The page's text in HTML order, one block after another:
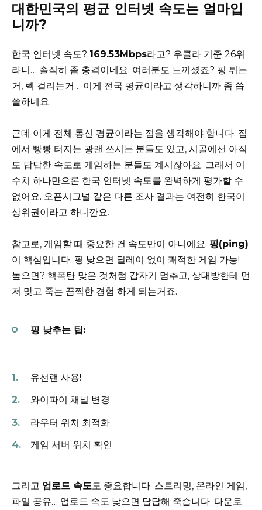
대한민국의 평균 인터넷 속도는 얼마입
니까?
한국 인터넷 속도? 169.53Mbps라고? 우클라 기준 26위
라니… 솔직히 좀 충격이네요. 여러분도 느끼셨죠? 핑 튀는
거, 렉 걸리는거… 이게 전국 평균이라고 생각하니까 좀 씁
쓸하네요.
근데 이게 전체 통신 평균이라는 점을 생각해야 합니다. 집
에서 빵빵 터지는 광랜 쓰시는 분들도 있고, 시골에선 아직
도 답답한 속도로 게임하는 분들도 계시잖아요. 그래서 이
수치 하나만으론 한국 인터넷 속도를 완벽하게 평가할 수
없어요. 오픈시그널 같은 다른 조사 결과는 여전히 한국이
상위권이라고 하니깐요.
참고로, 게임할 때 중요한 건 속도만이 아니에요. 핑(ping)
이 핵심입니다. 핑 낮으면 딜레이 없이 쾌적한 게임 가능!
높으면? 핵폭탄 맞은 것처럼 갑자기 멈추고, 상대방한테 먼
저 맞고 죽는 끔찍한 경험 하게 되는거죠.
핑 낮추는 팁:
유선랜 사용!
와이파이 채널 변경
라우터 위치 최적화
게임 서버 위치 확인
그리고 업로드 속도도 중요합니다. 스트리밍, 온라인 게임,
파일 공유… 업로드 속도 낮으면 답답해 죽습니다. 다운로